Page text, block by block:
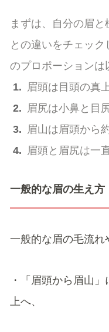
まずは、自分の眉
との違いをチェッ
のプロポーションは
1. 眉頭は目頭の真
2. 眉尻は小鼻と目
3. 眉山は眉頭から
4. 眉頭と眉尻は一
一般的な眉の生え方
一般的な眉の毛流れ
・「眉頭から眉山
上へ、